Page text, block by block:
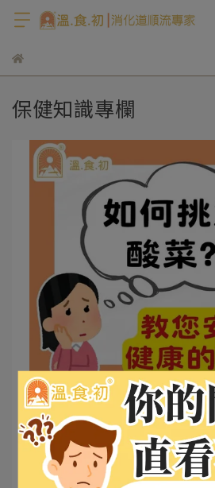
保健知識專欄
健康與美味兼得：酸菜挑選
小幫手 | 2025-03-03
酸菜是許多人餐桌上的開胃小菜
多，⋯